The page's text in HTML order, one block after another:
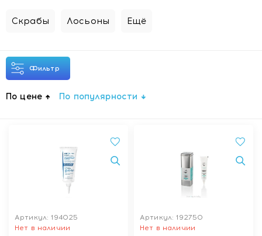
Скрабы Лосьоны Ещё
Фильтр
По цене По популярности
Артикул: 194025
Нет в наличии
Артикул: 192750
Нет в наличии